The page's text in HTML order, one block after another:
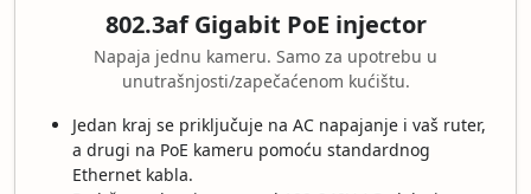
802.3af Gigabit PoE injector
Napaja jednu kameru. Samo za upotrebu u
unutrašnjosti/zapečaćenom kućištu.
Jedan kraj se priključuje na AC napajanje i vaš ruter,
a drugi na PoE kameru pomoću standardnog
Ethernet kabla.